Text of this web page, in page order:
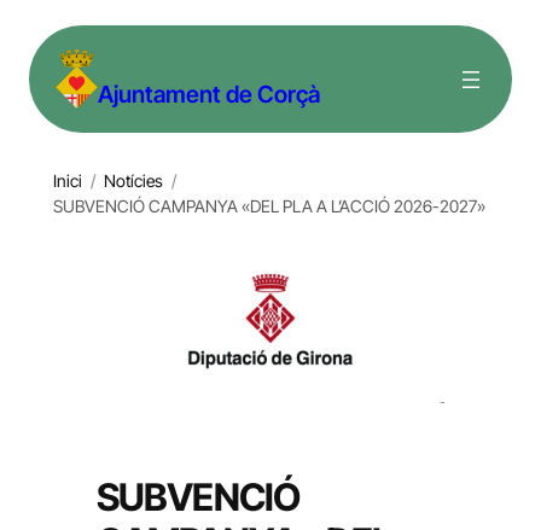
contingut Ajuntament de Corçà
Inici / Notícies /
SUBVENCIÓ CAMPANYA «DEL PLA A L’ACCIÓ 2026-2027»
SUBVENCIÓ